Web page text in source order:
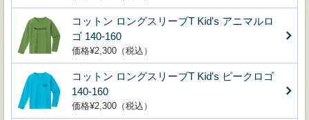
コットン ロングスリーブT Kid's アニマルロ
ゴ 140-160
価格¥2,300（税込）
コットン ロングスリーブT Kid's ピークロゴ
140-160
価格¥2,300（税込）